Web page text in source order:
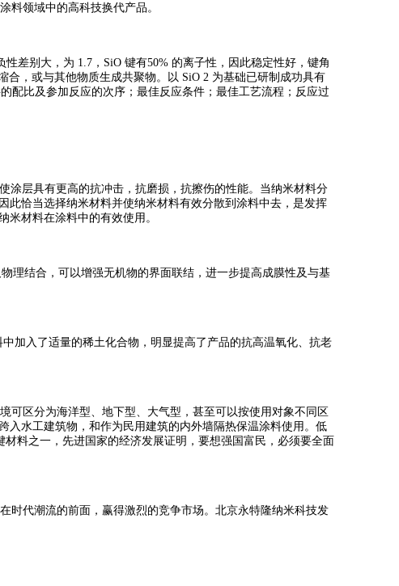
料领域中的高科技换代产品。
差别大，为 1.7，SiO 键有50% 的离子性，因此稳定性好，键角
，或与其他物质生成共聚物。以 SiO 2 为基础已研制成功具有
配比及参加反应的次序；最佳反应条件；最佳工艺流程；反应过
层具有更高的抗冲击，抗磨损，抗擦伤的性能。当纳米材料分
此恰当选择纳米材料并使纳米材料有效分散到涂料中去，是发挥
材料在涂料中的有效使用。
理结合，可以增强无机物的界面联结，进一步提高成膜性及与基
加入了适量的稀土化合物，明显提高了产品的抗高温氧化、抗老
区分为海洋型、地下型、大气型，甚至可以按使用对象不同区
入水工建筑物，和作为民用建筑的内外墙隔热保温涂料使用。低
料之一，先进国家的经济发展证明，要想强国富民，必须要全面
代潮流的前面，赢得激烈的竞争市场。北京永特隆纳米科技发